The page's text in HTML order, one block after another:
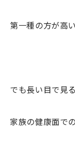
第一種の方が高い
でも長い目で見
家族の健康面で